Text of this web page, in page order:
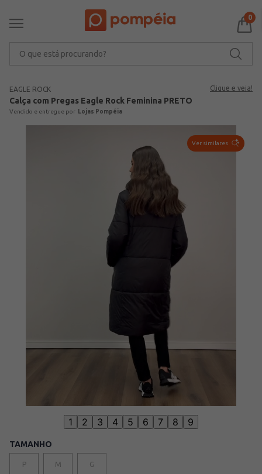
0
EAGLE ROCK Clique e veja!
Calça com Pregas Eagle Rock Feminina PRETO
Lojas Pompéia
Ver similares
1 2 3 4 5 6 7 8 9
TAMANHO
P M G